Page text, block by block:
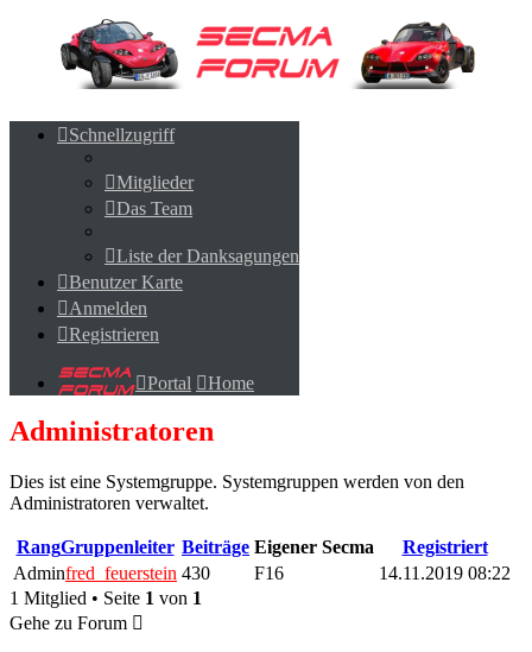
Schnellzugriff
Mitglieder
Das Team
Liste der Danksagungen
Benutzer Karte
Anmelden
Registrieren
Portal Home
Schnellzugriff
Mitglieder
Das Team
Liste der Danksagungen
Benutzer Karte
Anmelden
Registrieren
Portal Home
Administratoren
Dies ist eine Systemgruppe. Systemgruppen werden von den
Administratoren verwaltet.
RangGruppenleiter Beiträge Eigener Secma
Registriert
Adminfred_feuerstein 430 F16
14.11.2019 08:22
1 Mitglied • Seite 1 von 1
Gehe zu Forum